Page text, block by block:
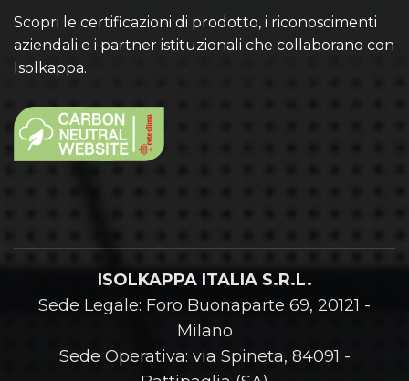
Scopri le certificazioni di prodotto, i riconoscimenti
aziendali e i partner istituzionali che collaborano con
Isolkappa.
ISOLKAPPA ITALIA S.R.L.
Sede Legale: Foro Buonaparte 69, 20121 -
Milano
Sede Operativa: via Spineta, 84091 -